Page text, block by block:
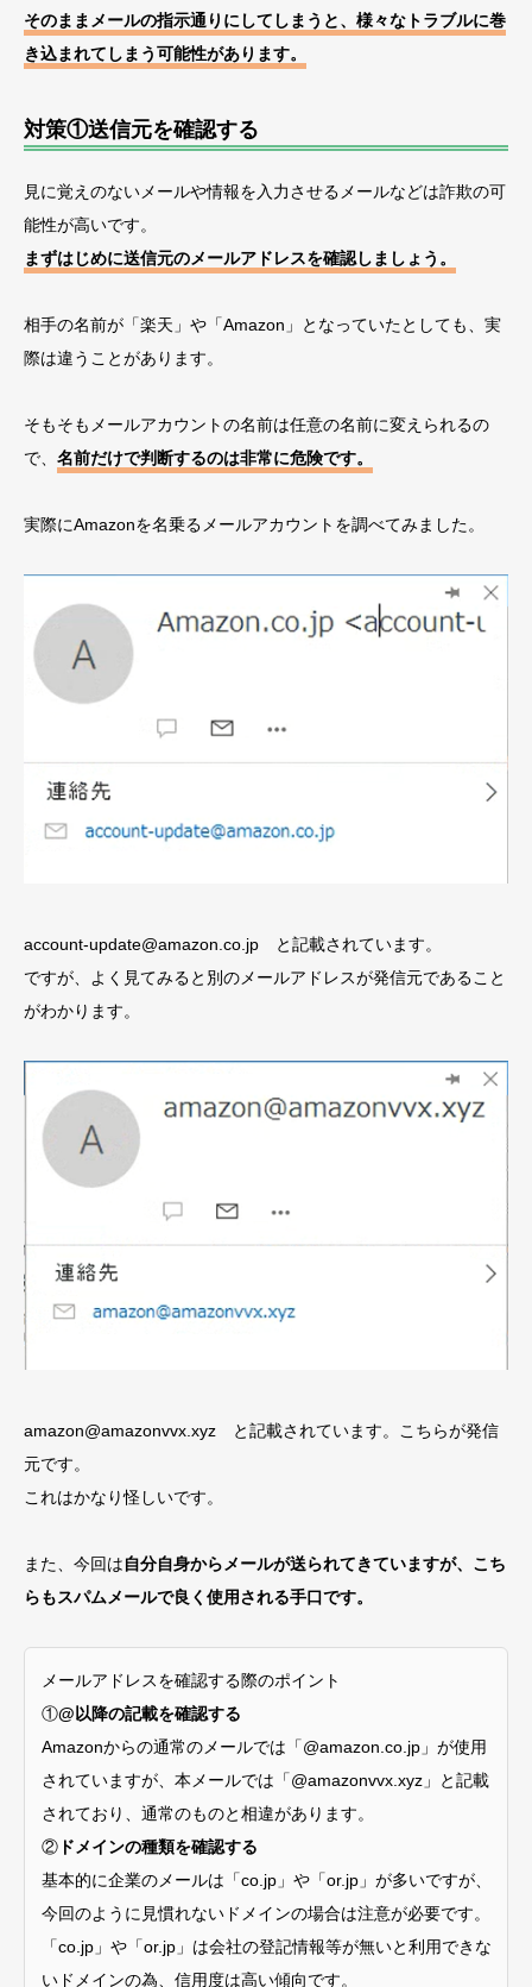
そのままメールの指示通りにしてしまうと、様々なトラブルに巻
き込まれてしまう可能性があります。
対策①送信元を確認する
見に覚えのないメールや情報を入力させるメールなどは詐欺の可
能性が高いです。
まずはじめに送信元のメールアドレスを確認しましょう。
相手の名前が「楽天」や「Amazon」となっていたとしても、実
際は違うことがあります。
そもそもメールアカウントの名前は任意の名前に変えられるの
で、 名前だけで判断するのは非常に危険です。
実際にAmazonを名乗るメールアカウントを調べてみました。
account-update@amazon.co.jp と記載されています。
ですが、よく見てみると別のメールアドレスが発信元であること
がわかります。
amazon@amazonvvx.xyz と記載されています。こちらが発信
元です。
これはかなり怪しいです。
また、今回は自分自身からメールが送られてきていますが、こち
らもスパムメールで良く使用される手口です。
メールアドレスを確認する際のポイント
①@以降の記載を確認する
Amazonからの通常のメールでは「@amazon.co.jp」が使用
されていますが、本メールでは「@amazonvvx.xyz」と記載
されており、通常のものと相違があります。
② ドメインの種類を確認する
基本的に企業のメールは「co.jp」や「or.jp」が多いですが、
今回のように見慣れないドメインの場合は注意が必要です。
「co.jp」や「or.jp」は会社の登記情報等が無いと利用できな
いドメインの為、信用度は高い傾向です。